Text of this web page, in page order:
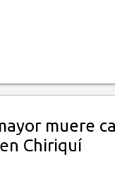
muere
Chiriquí